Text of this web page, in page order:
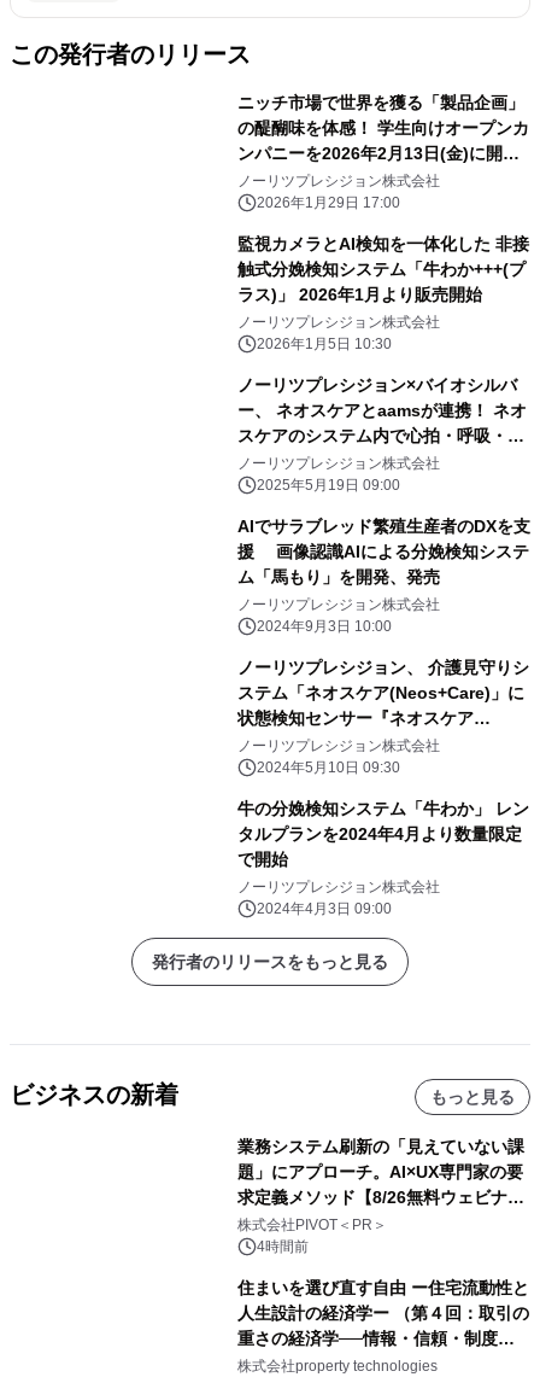
この発行者のリリース
ニッチ市場で世界を獲る「製品企画」
の醍醐味を体感！ 学生向けオープンカ
ンパニーを2026年2月13日(金)に開
催！
ノーリツプレシジョン株式会社
2026年1月29日 17:00
監視カメラとAI検知を一体化した 非接
触式分娩検知システム「牛わか+++(プ
ラス)」 2026年1月より販売開始
ノーリツプレシジョン株式会社
2026年1月5日 10:30
ノーリツプレシジョン×バイオシルバ
ー、 ネオスケアとaamsが連携！ ネオ
スケアのシステム内で心拍・呼吸・睡
眠情報を一元管理 ～安心の介護現場
を実現、2025年5月販売開始～
ノーリツプレシジョン株式会社
2025年5月19日 09:00
AIでサラブレッド繁殖生産者のDXを支
援 画像認識AIによる分娩検知システ
ム「馬もり」を開発、発売
ノーリツプレシジョン株式会社
2024年9月3日 10:00
ノーリツプレシジョン、 介護見守りシ
ステム「ネオスケア(Neos+Care)」に
状態検知センサー『ネオスケア
wave』新登場、 2024年5月より販売
開始
ノーリツプレシジョン株式会社
2024年5月10日 09:30
牛の分娩検知システム「牛わか」 レン
タルプランを2024年4月より数量限定
で開始
ノーリツプレシジョン株式会社
2024年4月3日 09:00
発行者のリリースをもっと見る
ビジネスの新着 もっと見る
業務システム刷新の「見えていない課
題」にアプローチ。AI×UX専門家の要
求定義メソッド【8/26無料ウェビナ
ー】株式会社PIVOT
株式会社PIVOT＜PR＞
4時間前
住まいを選び直す自由 ー住宅流動性と
人生設計の経済学ー （第４回：取引の
重さの経済学──情報・信頼・制度を
PropTechはどう組み替えるか）｜
株式会社property technologies